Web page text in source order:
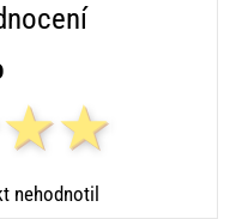
nehodnotil